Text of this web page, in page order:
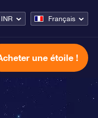
INR Français
une étoile !